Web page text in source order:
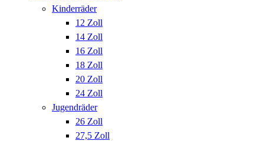
Kinderräder
12 Zoll
14 Zoll
16 Zoll
18 Zoll
20 Zoll
24 Zoll
Jugendräder
26 Zoll
27,5 Zoll